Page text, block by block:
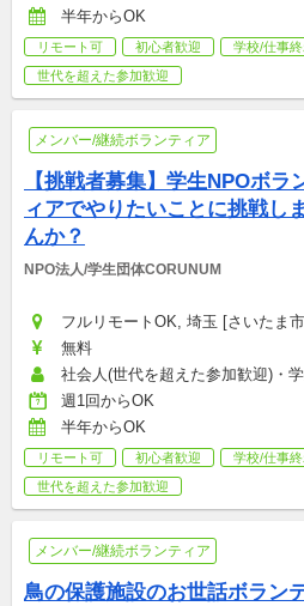
半年からOK
リモート可 初心者歓迎 学校/仕事
世代を超えた参加歓迎
メンバー/継続ボランティア
【挑戦者募集】学生NPOボラ
ィアでやりたいことに挑戦し
んか？
NPO法人/学生団体CORUNUM
フルリモートOK, 埼玉 [さいたま
無料
社会人(世代を超えた参加歓迎)・
週1回からOK
半年からOK
リモート可 初心者歓迎 学校/仕事
世代を超えた参加歓迎
メンバー/継続ボランティア
鳥の保護施設のお世話ボラン